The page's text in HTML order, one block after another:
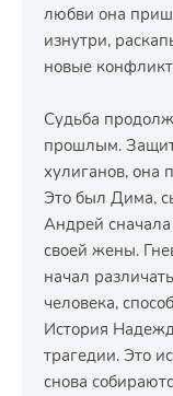
любви она
изнутри,
новые
Судьба
прошлым.
хулиганов, она
Это был Дима,
Андрей
своей жены.
начал
человека,
История
трагедии. Это
снова